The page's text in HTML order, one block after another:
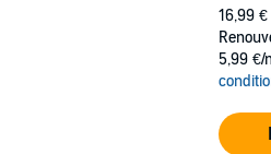
16,99 €
5,99 €/